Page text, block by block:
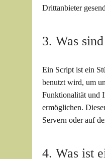
Drittanbieter
3. Was
Ein Script ist ein
benutzt wird, um
Funktionalität und
ermöglichen.
Servern oder auf
4. Was ist